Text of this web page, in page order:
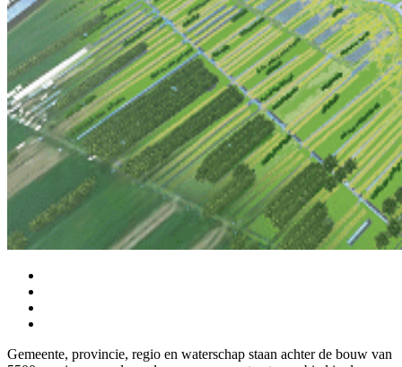
Gemeente, provincie, regio en waterschap staan achter de bouw van